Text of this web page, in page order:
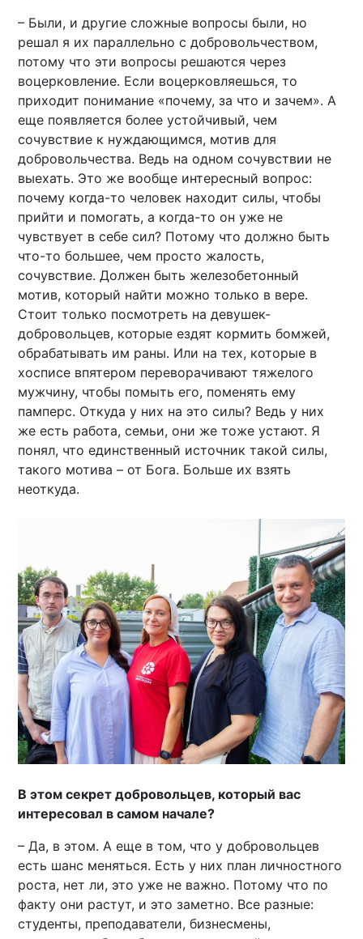
– Были, и другие сложные вопросы были, но
решал я их параллельно с добровольчеством,
потому что эти вопросы решаются через
воцерковление. Если воцерковляешься, то
приходит понимание «почему, за что и зачем». А
еще появляется более устойчивый, чем
сочувствие к нуждающимся, мотив для
добровольчества. Ведь на одном сочувствии не
выехать. Это же вообще интересный вопрос:
почему когда-то человек находит силы, чтобы
прийти и помогать, а когда-то он уже не
чувствует в себе сил? Потому что должно быть
что-то большее, чем просто жалость,
сочувствие. Должен быть железобетонный
мотив, который найти можно только в вере.
Стоит только посмотреть на девушек-
добровольцев, которые ездят кормить бомжей,
обрабатывать им раны. Или на тех, которые в
хосписе впятером переворачивают тяжелого
мужчину, чтобы помыть его, поменять ему
памперс. Откуда у них на это силы? Ведь у них
же есть работа, семьи, они же тоже устают. Я
понял, что единственный источник такой силы,
такого мотива – от Бога. Больше их взять
неоткуда.
В этом секрет добровольцев, который вас
интересовал в самом начале?
– Да, в этом. А еще в том, что у добровольцев
есть шанс меняться. Есть у них план личностного
роста, нет ли, это уже не важно. Потому что по
факту они растут, и это заметно. Все разные:
студенты, преподаватели, бизнесмены,